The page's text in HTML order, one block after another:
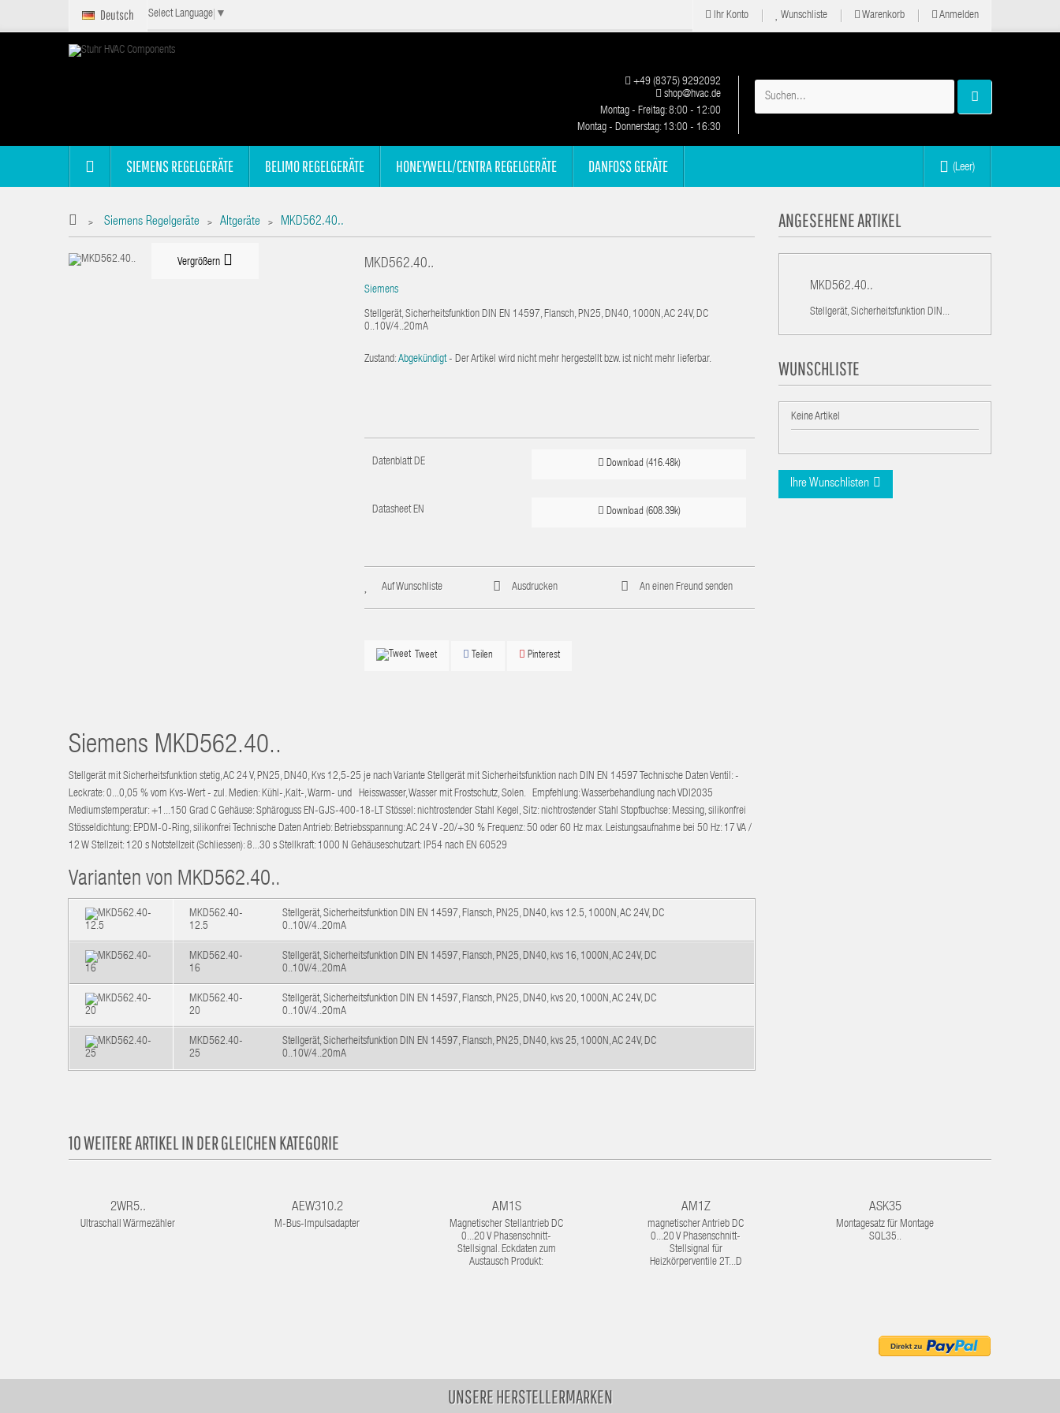
Ihr Konto Wunschliste Warenkorb Anmelden
Deutsch Select Language ▼
(Leer)
+49 (8375) 9292092
shop@hvac.de
Montag - Freitag: 8:00 - 12:00
Montag - Donnerstag: 13:00 - 16:30
SIEMENS REGELGERÄTE BELIMO REGELGERÄTE HONEYWELL/CENTRA REGELGERÄTE DANFOSS GERÄTE
> Siemens Regelgeräte > Altgeräte > MKD562.40..
Vergrößern MKD562.40..
Siemens
Stellgerät, Sicherheitsfunktion DIN EN 14597, Flansch, PN25, DN40, 1000N, AC 24V, DC
0..10V/4..20mA
Zustand:Abgekündigt- Der Artikel wird nicht mehr hergestellt bzw. ist nicht mehr lieferbar.
Datenblatt DE Download (416.48k)
Datasheet EN Download (608.39k)
Auf Wunschliste Ausdrucken An einen Freund senden
Tweet Teilen Pinterest
Siemens MKD562.40..
Stellgerät mit Sicherheitsfunktion stetig, AC 24 V, PN25, DN40, Kvs 12,5-25 je nach Variante Stellgerät mit Sicherheitsfunktion nach DIN EN 14597 Technische Daten Ventil: -
Leckrate: 0...0,05 % vom Kvs-Wert - zul. Medien: Kühl-,Kalt-, Warm- und Heisswasser, Wasser mit Frostschutz, Solen. Empfehlung: Wasserbehandlung nach VDI2035
Mediumstemperatur: +1...150 Grad C Gehäuse: Sphäroguss EN-GJS-400-18-LT Stössel: nichtrostender Stahl Kegel, Sitz: nichtrostender Stahl Stopfbuchse: Messing, silikonfrei
Stösseldichtung: EPDM-O-Ring, silikonfrei Technische Daten Antrieb: Betriebsspannung: AC 24 V -20/+30 % Frequenz: 50 oder 60 Hz max. Leistungsaufnahme bei 50 Hz: 17 VA /
12 W Stellzeit: 120 s Notstellzeit (Schliessen): 8...30 s Stellkraft: 1000 N Gehäuseschutzart: IP54 nach EN 60529
Varianten von MKD562.40..
MKD562.40-
12.5
Stellgerät, Sicherheitsfunktion DIN EN 14597, Flansch, PN25, DN40, kvs 12.5, 1000N, AC 24V, DC
0..10V/4..20mA
MKD562.40-
16
Stellgerät, Sicherheitsfunktion DIN EN 14597, Flansch, PN25, DN40, kvs 16, 1000N, AC 24V, DC
0..10V/4..20mA
MKD562.40-
20
Stellgerät, Sicherheitsfunktion DIN EN 14597, Flansch, PN25, DN40, kvs 20, 1000N, AC 24V, DC
0..10V/4..20mA
MKD562.40-
25
Stellgerät, Sicherheitsfunktion DIN EN 14597, Flansch, PN25, DN40, kvs 25, 1000N, AC 24V, DC
0..10V/4..20mA
ANGESEHENE ARTIKEL
MKD562.40..
Stellgerät, Sicherheitsfunktion DIN...
WUNSCHLISTE
Keine Artikel
Ihre Wunschlisten
10 WEITERE ARTIKEL IN DER GLEICHEN KATEGORIE
2WR5..
Ultraschall Wärmezähler
AEW310.2
M-Bus-Impulsadapter
AM1S
Magnetischer Stellantrieb DC
0...20 V Phasenschnitt-
Stellsignal. Eckdaten zum
Austausch Produkt:
AM1Z
magnetischer Antrieb DC
0...20 V Phasenschnitt-
Stellsignal für
Heizkörperventile 2T...D
ASK35
Montagesatz für Montage
SQL35..
UNSERE HERSTELLERMARKEN